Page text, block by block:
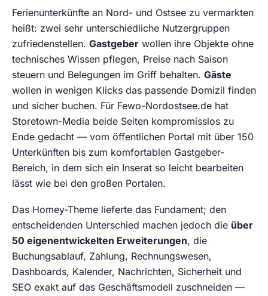
Ferienunterkünfte an Nord- und Ostsee zu vermarkten
heißt: zwei sehr unterschiedliche Nutzergruppen
zufriedenstellen. Gastgeber wollen ihre Objekte ohne
technisches Wissen pflegen, Preise nach Saison
steuern und Belegungen im Griff behalten. Gäste
wollen in wenigen Klicks das passende Domizil finden
und sicher buchen. Für Fewo-Nordostsee.de hat
Storetown-Media beide Seiten kompromisslos zu
Ende gedacht — vom öffentlichen Portal mit über 150
Unterkünften bis zum komfortablen Gastgeber-
Bereich, in dem sich ein Inserat so leicht bearbeiten
lässt wie bei den großen Portalen.
Das Homey-Theme lieferte das Fundament; den
entscheidenden Unterschied machen jedoch die über
50 eigenentwickelten Erweiterungen, die
Buchungsablauf, Zahlung, Rechnungswesen,
Dashboards, Kalender, Nachrichten, Sicherheit und
SEO exakt auf das Geschäftsmodell zuschneiden —